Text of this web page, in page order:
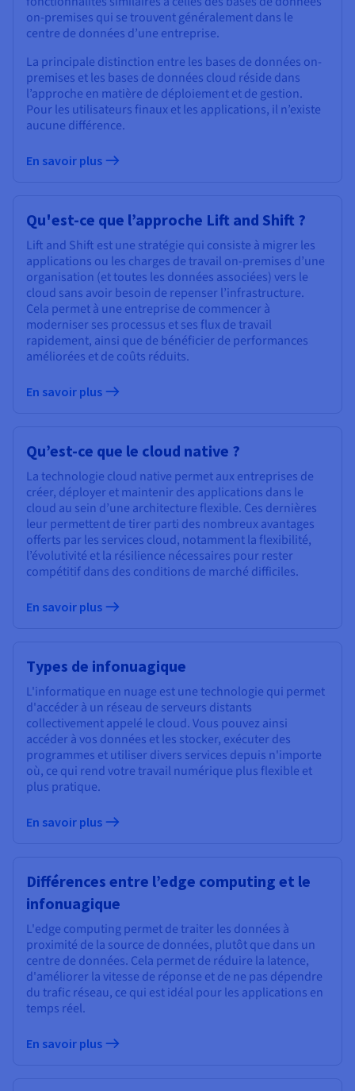
on-premises qui se trouvent généralement dans le
centre de données d’une entreprise.
La principale distinction entre les bases de données on-
premises et les bases de données cloud réside dans
l’approche en matière de déploiement et de gestion.
Pour les utilisateurs finaux et les applications, il n’existe
aucune différence.
En savoir plus
Qu'est-ce que l’approche Lift and Shift ?
Lift and Shift est une stratégie qui consiste à migrer les
applications ou les charges de travail on-premises d’une
organisation (et toutes les données associées) vers le
cloud sans avoir besoin de repenser l’infrastructure.
Cela permet à une entreprise de commencer à
moderniser ses processus et ses flux de travail
rapidement, ainsi que de bénéficier de performances
améliorées et de coûts réduits.
En savoir plus
Qu’est-ce que le cloud native ?
La technologie cloud native permet aux entreprises de
créer, déployer et maintenir des applications dans le
cloud au sein d’une architecture flexible. Ces dernières
leur permettent de tirer parti des nombreux avantages
offerts par les services cloud, notamment la flexibilité,
l’évolutivité et la résilience nécessaires pour rester
compétitif dans des conditions de marché difficiles.
En savoir plus
Types de infonuagique
L'informatique en nuage est une technologie qui permet
d'accéder à un réseau de serveurs distants
collectivement appelé le cloud. Vous pouvez ainsi
accéder à vos données et les stocker, exécuter des
programmes et utiliser divers services depuis n'importe
où, ce qui rend votre travail numérique plus flexible et
plus pratique.
En savoir plus
Différences entre l’edge computing et le
infonuagique
L'edge computing permet de traiter les données à
proximité de la source de données, plutôt que dans un
centre de données. Cela permet de réduire la latence,
d'améliorer la vitesse de réponse et de ne pas dépendre
du trafic réseau, ce qui est idéal pour les applications en
temps réel.
En savoir plus